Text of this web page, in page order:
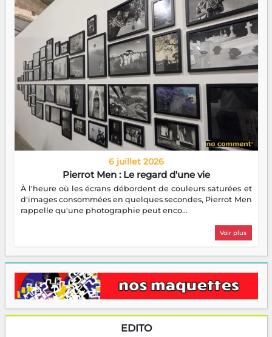
6 juillet 2026
Pierrot Men : Le regard d'une vie
À l'heure où les écrans débordent de couleurs saturées et
d'images consommées en quelques secondes, Pierrot Men
rappelle qu'une photographie peut enco...
Voir plus
EDITO